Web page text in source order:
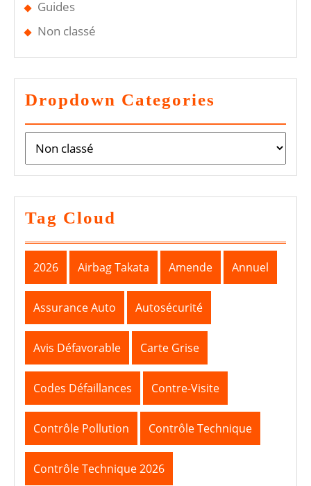
Guides
Non classé
Dropdown Categories
Tag Cloud
2026 Airbag Takata Amende Annuel
Assurance Auto Autosécurité
Avis Défavorable Carte Grise
Codes Défaillances Contre-Visite
Contrôle Pollution Contrôle Technique
Contrôle Technique 2026